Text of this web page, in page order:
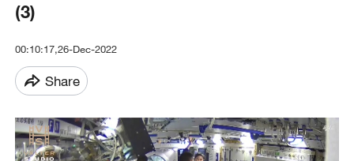
(3)
00:10:17,26-Dec-2022
Share